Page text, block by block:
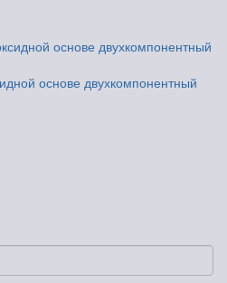
основе двухкомпонентный